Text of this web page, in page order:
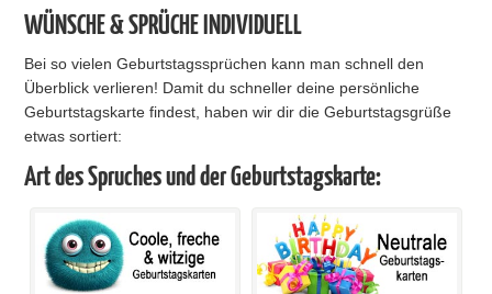
WÜNSCHE & SPRÜCHE INDIVIDUELL
Bei so vielen Geburtstagssprüchen kann man schnell den
Überblick verlieren! Damit du schneller deine persönliche
Geburtstagskarte findest, haben wir dir die Geburtstagsgrüße
etwas sortiert:
Art des Spruches und der Geburtstagskarte: